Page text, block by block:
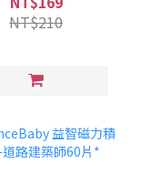
NT$210